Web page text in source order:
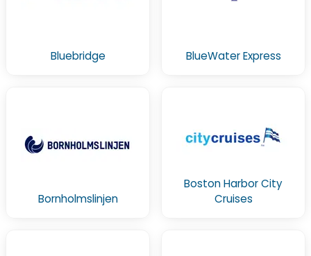
Bluebridge BlueWater Express
Bornholmslinjen
Boston Harbor City
Cruises